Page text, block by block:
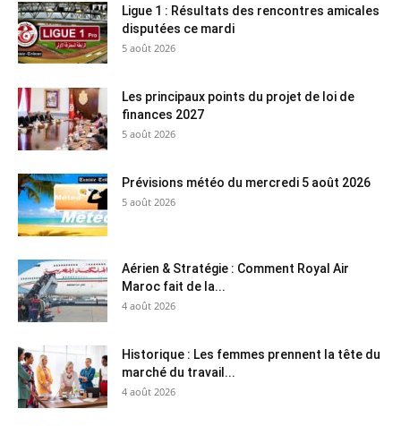
Ligue 1 : Résultats des rencontres amicales
disputées ce mardi
5 août 2026
Les principaux points du projet de loi de
finances 2027
5 août 2026
Prévisions météo du mercredi 5 août 2026
5 août 2026
Aérien & Stratégie : Comment Royal Air
Maroc fait de la...
4 août 2026
Historique : Les femmes prennent la tête du
marché du travail...
4 août 2026